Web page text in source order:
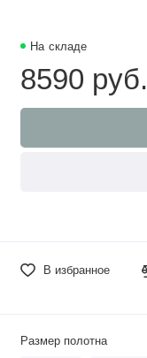
На складе
8590 руб.
В избранное
Размер полотна